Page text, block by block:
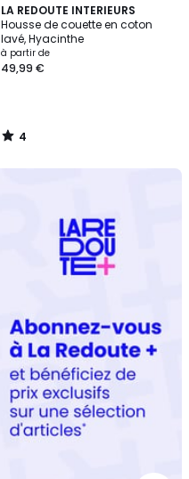
LA REDOUTE INTERIEURS
Housse de couette en coton
lavé, Hyacinthe
à partir de
49,99 €
4
/
5
4
/